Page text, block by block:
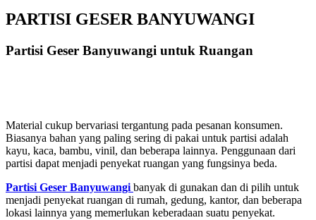
PARTISI GESER BANYUWANGI
Partisi Geser Banyuwangi untuk Ruangan
Material cukup bervariasi tergantung pada pesanan konsumen.
Biasanya bahan yang paling sering di pakai untuk partisi adalah
kayu, kaca, bambu, vinil, dan beberapa lainnya. Penggunaan dari
partisi dapat menjadi penyekat ruangan yang fungsinya beda.
Partisi Geser Banyuwangi banyak di gunakan dan di pilih untuk
menjadi penyekat ruangan di rumah, gedung, kantor, dan beberapa
lokasi lainnya yang memerlukan keberadaan suatu penyekat.